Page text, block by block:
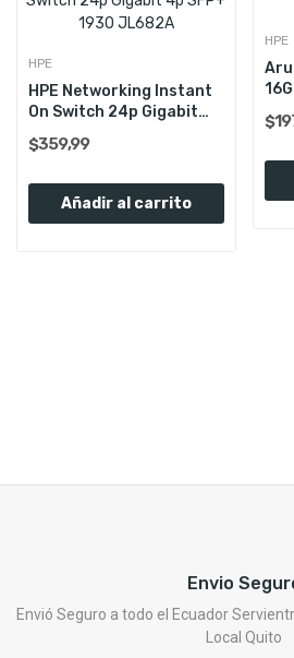
HPE
HPE Networking Instant
On Switch 24p Gigabit
$359,99
Añadir al carrito
HPE
Envio
Envió Seguro a todo el Ecuador
Local Quito